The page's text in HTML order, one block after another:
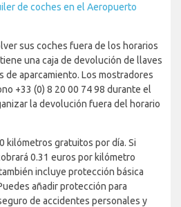
de coches en el Aeropuerto
sus coches fuera de los horarios
una caja de devolución de llaves
de aparcamiento. Los mostradores
+33 (0) 8 20 00 74 98 durante el
la devolución fuera del horario
kilómetros gratuitos por día. Si
0.31 euros por kilómetro
incluye protección básica
añadir protección para
de accidentes personales y